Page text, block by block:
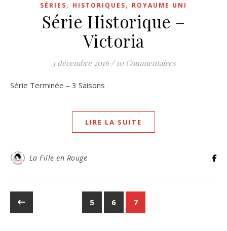
SÉRIES, HISTORIQUES, ROYAUME UNI
Série Historique –
Victoria
3 décembre 2016 / 10 Commentaires
Série Terminée – 3 Saisons
LIRE LA SUITE
La Fille en Rouge
5 6 7